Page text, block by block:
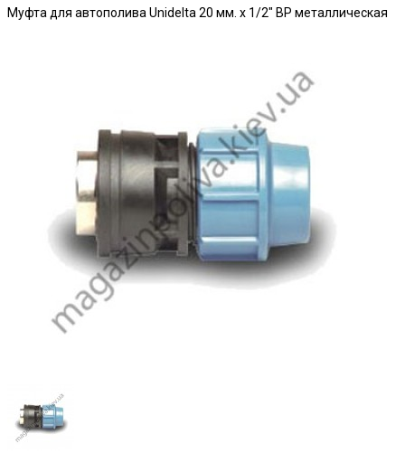
Муфта для автополива Unidelta 20 мм. х 1/2" ВР металлическая